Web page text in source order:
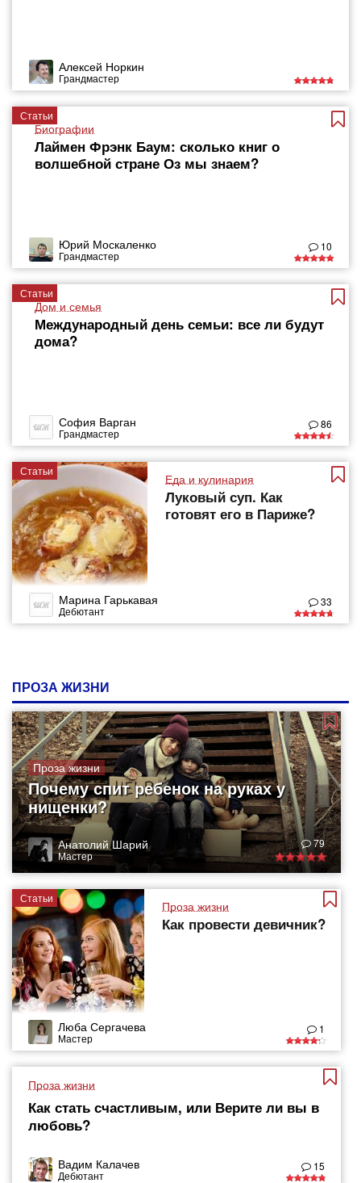
Алексей Норкин
Грандмастер
Статьи
Биографии
Лаймен Фрэнк Баум: сколько книг о
волшебной стране Оз мы знаем?
Юрий Москаленко
Грандмастер
10
Статьи
Дом и семья
Международный день семьи: все ли будут
дома?
София Варган
Грандмастер
86
Статьи
Еда и кулинария
Луковый суп. Как
готовят его в Париже?
Марина Гарькавая
Дебютант
33
ПРОЗА ЖИЗНИ
Проза жизни
Почему спит ребенок на руках у
нищенки?
Анатолий Шарий
Мастер
79
Статьи
Проза жизни
Как провести девичник?
Люба Сергачева
Мастер
1
Проза жизни
Как стать счастливым, или Верите ли вы в
любовь?
Вадим Калачев
Дебютант
15